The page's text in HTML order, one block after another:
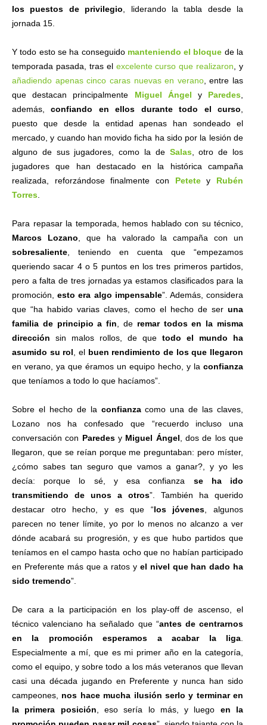
los puestos de privilegio , liderando la tabla desde la
jornada 15.
Y todo esto se ha conseguido manteniendo el bloque de la
temporada pasada, tras el excelente curso que realizaron , y
añadiendo apenas cinco caras nuevas en verano, entre las
que destacan principalmente Miguel Ángel y Paredes
además,confiando en ellos durante todo el curso
puesto que desde la entidad apenas han sondeado el
mercado, y cuando han movido ficha ha sido por la lesión de
alguno de sus jugadores, como la de Salas, otro de los
jugadores que han destacado en la histórica campaña
realizada, reforzándose finalmente con Petetey Rubén
Torres
Para repasar la temporada, hemos hablado con su técnico,
Marcos Lozano , que ha valorado la campaña con un
sobresaliente , teniendo en cuenta que “empezamos
queriendo sacar 4 o 5 puntos en los tres primeros partidos,
pero a falta de tres jornadas ya estamos clasificados para la
promoción,esto era algo impensable”. Además, considera
que “ha habido varias claves, como el hecho de ser una
familia de principio a fin , de remar todos en la misma
dirección sin malos rollos, de que todo el mundo ha
asumido su rol , el buen rendimiento de los que llegaron
en verano, ya que éramos un equipo hecho, y la confianza
que teníamos a todo lo que hacíamos”.
Sobre el hecho de la confianzacomo una de las claves,
Lozano nos ha confesado que “recuerdo incluso una
conversación con Paredesy Miguel Ángel , dos de los que
llegaron, que se reían porque me preguntaban: pero míster,
¿cómo sabes tan seguro que vamos a ganar?, y yo les
decía: porque lo sé, y esa confianza se ha ido
transmitiendo de unos a otros”. También ha querido
destacar otro hecho, y es que “los jóvenes , algunos
parecen no tener límite, yo por lo menos no alcanzo a ver
dónde acabará su progresión, y es que hubo partidos que
teníamos en el campo hasta ocho que no habían participado
en Preferente más que a ratos y el nivel que han dado ha
sido tremendo”.
De cara a la participación en los play-off de ascenso, el
técnico valenciano ha señalado que “antes de centrarnos
en la promoción esperamos a acabar la liga
Especialmente a mí, que es mi primer año en la categoría,
como el equipo, y sobre todo a los más veteranos que llevan
casi una década jugando en Preferente y nunca han sido
campeones, nos hace mucha ilusión serlo y terminar en
la primera posición , eso sería lo más, y luego en la